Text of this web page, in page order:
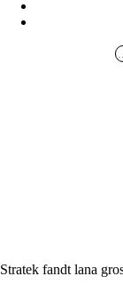
Stratek fandt lana